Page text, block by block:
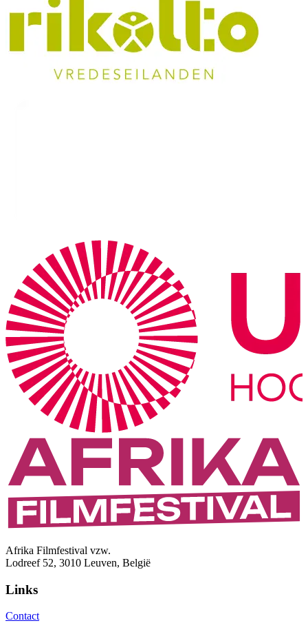
Afrika Filmfestival vzw.
Lodreef 52, 3010 Leuven, België
Links
Contact